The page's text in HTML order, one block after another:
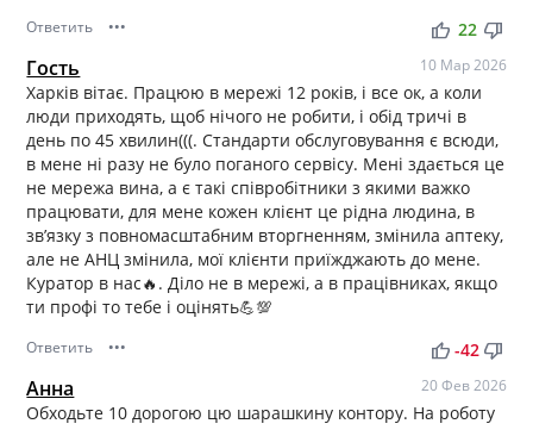
Ответить ••• thumb_up thumb_down
22
Гость 10 Мар 2026
Харків вітає. Працюю в мережі 12 років, і все ок, а коли
люди приходять, щоб нічого не робити, і обід тричі в
день по 45 хвилин(((. Стандарти обслуговування є всюди,
в мене ні разу не було поганого сервісу. Мені здається це
не мережа вина, а є такі співробітники з якими важко
працювати, для мене кожен клієнт це рідна людина, в
зв’язку з повномасштабним вторгненням, змінила аптеку,
але не АНЦ змінила, мої клієнти приїжджають до мене.
Куратор в нас🔥. Діло не в мережі, а в працівниках, якщо
ти профі то тебе і оцінять💪💯
Ответить ••• thumb_up thumb_down
-42
Анна 20 Фев 2026
Обходьте 10 дорогою цю шарашкину контору. На роботу